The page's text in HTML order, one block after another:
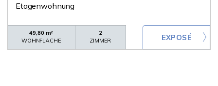
Etagenwohnung
49,80 m²
WOHNFLÄCHE
2
ZIMMER